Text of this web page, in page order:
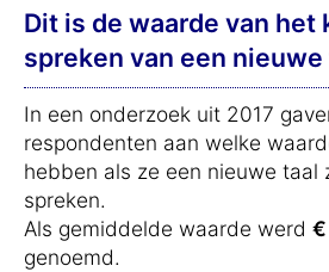
Dit is de waarde van het
spreken van een nieuwe
In een onderzoek uit 2017
respondenten aan welke
hebben als ze een nieuwe taal
spreken.
Als gemiddelde waarde werd €
genoemd.